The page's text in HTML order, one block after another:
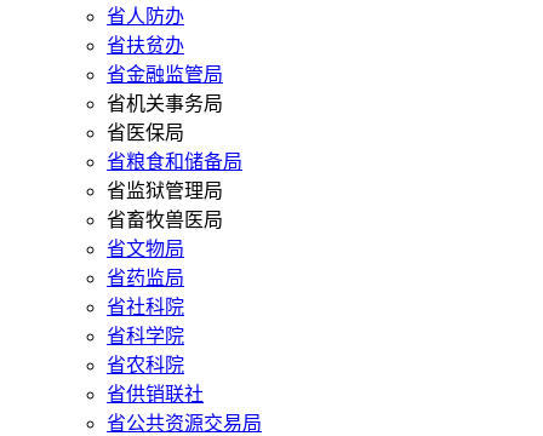
省人防办
省扶贫办
省金融监管局
省机关事务局
省医保局
省粮食和储备局
省监狱管理局
省畜牧兽医局
省文物局
省药监局
省社科院
省科学院
省农科院
省供销联社
省公共资源交易局